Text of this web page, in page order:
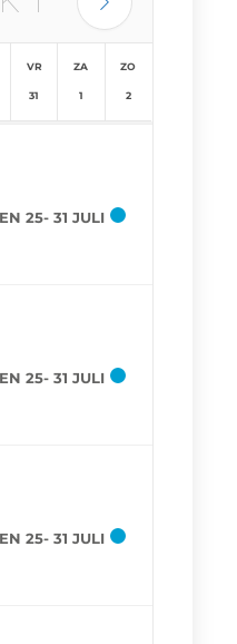
VR
31
ZA
1
ZO
2
25- 31 JULI
25- 31 JULI
25- 31 JULI